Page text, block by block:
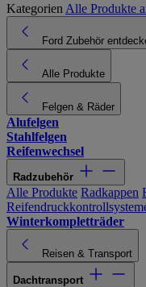
Kategorien Alle Produkte
Ford Zubehör
Alle Produkte
Felgen & Räder
Alufelgen
Stahlfelgen
Reifenwechsel
Radzubehör
Alle Produkte Radkappen
Winterkompletträder
Reisen & Transport
Dachtransport